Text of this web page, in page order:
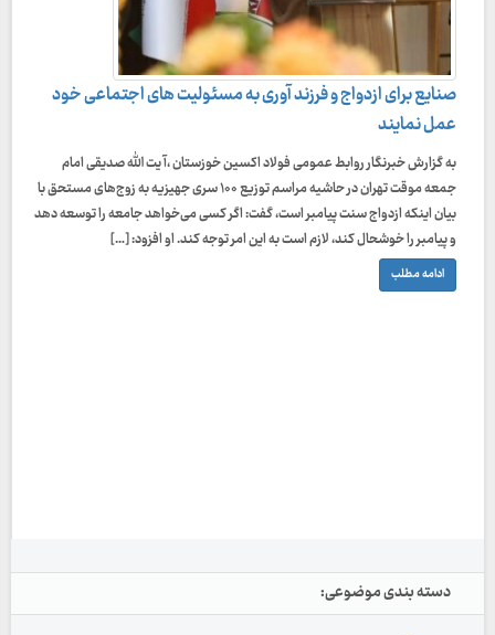
صنایع برای ازدواج و فرزند آوری به مسئولیت های اجتماعی خود
عمل نمایند
به گزارش خبرنگار روابط عمومی فولاد اکسین خوزستان ،آ یت الله صدیقی امام
جمعه موقت تهران در حاشیه مراسم توزیع ۱۰۰ سری جهیزیه به زوج‌های مستحق با
بیان اینکه ازدواج سنت پیامبر است، گفت: اگر کسی می‌خواهد جامعه را توسعه دهد
و پیامبر را خوشحال کند، لازم است به این امر توجه کند. او افزود: […]
ادامه مطلب
دسته بندی موضوعی: